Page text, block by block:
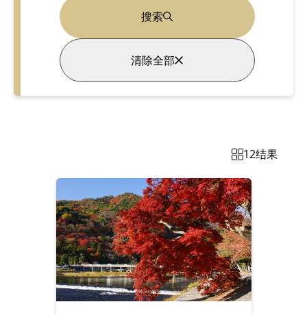
搜索
清除全部
12结果